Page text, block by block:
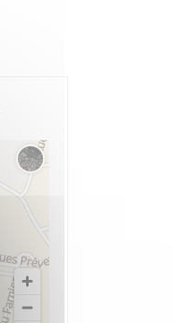
Changer le fond de carte